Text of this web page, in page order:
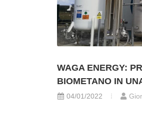
WAGA ENERGY:
BIOMETANO IN
04/01/2022